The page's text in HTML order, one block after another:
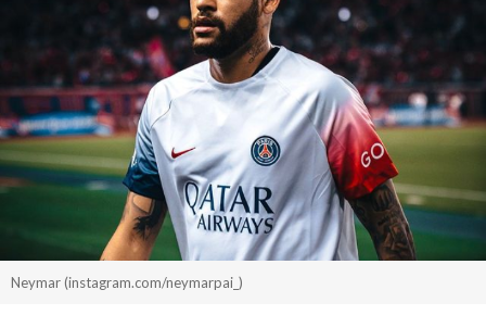
Neymar (instagram.com/neymarpai_)